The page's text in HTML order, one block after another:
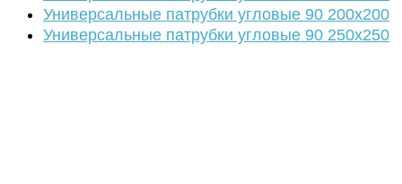
Универсальные патрубки угловые 90 200х200
Универсальные патрубки угловые 90 250х250